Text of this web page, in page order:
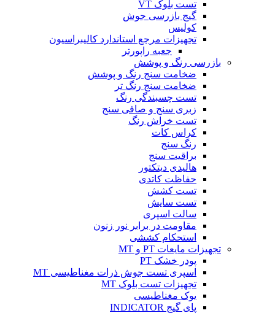
تست بلوک VT
گیج بازرسی جوش
کولیس
تجهیزات مرجع استاندارد کالیبراسیون
جعبه راپورتر
بازرسی رنگ و پوشش
ضخامت سنج رنگ و پوشش
ضخامت سنج رنگ تر
تست چسبندگی رنگ
زبری سنج و صافی سنج
تست خراش رنگ
کراس کات
رنگ سنج
براقیت سنج
هالیدی دیتکتور
حفاظت کاتدی
تست کشش
تست سایش
سالت اسپری
مقاومت در برابر نور زنون
استحکام کششی
تجهیزات مایعات PT و MT
پودر خشک PT
اسپری تست جوش ذرات مغناطیسی MT
تجهیزات تست بلوک MT
یوک مغناطیسی
پای گیج INDICATOR